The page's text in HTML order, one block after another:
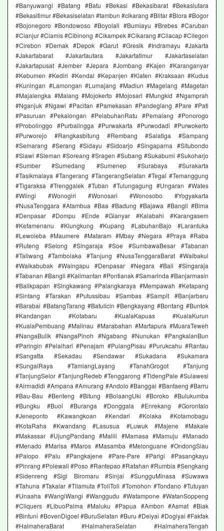
#Banyuwangi #Batang #Batu #Bekasi #Bekasibarat #Bekasiutara
#Bekasitimur #Bekasiselatan #tambun #cikarang #Blitar #Blora #Bogor
#Bojonegoro #Bondowoso #Boyolali #Bumiayu #Brebes #Caruban
#Cianjur #Ciamis #Cibinong #Cikampek #Cikarang #Cilacap #Cilegon
#Cirebon #Demak #Depok #Garut #Gresik #Indramayu #Jakarta
#Jakartabarat #Jakartautara #Jakartatimur #Jakartaselatan
#Jakartapusat #Jember #Jepara #Jombang #Kajen #Karanganyar
#Kebumen #Kediri #Kendal #Kepanjen #Klaten #Kraksaan #Kudus
#Kuningan #Lamongan #Lumajang #Madiun #Magelang #Magetan
#Majalengka #Malang #Mojokerto #Mojosari #Mungkid #Ngamprah
#Nganjuk #Ngawi #Pacitan #Pamekasan #Pandeglang #Pare #Pati
#Pasuruan #Pekalongan #PelabuhanRatu #Pemalang #Ponorogo
#Probolinggo #Purbalingga #Purwakarta #Purwodadi #Purwokerto
#Purworejo #Rangkasbitung #Rembang #Salatiga #Sampang
#Semarang #Serang #Sidayu #Sidoarjo #Singaparna #Situbondo
#Slawi #Sleman #Soreang #Sragen #Subang #Sukabumi #Sukoharjo
#Sumber #Sumedang #Sumenep #Surabaya #Surakarta
#Tasikmalaya #Tangerang #TangerangSelatan #Tegal #Temanggung
#Tigaraksa #Trenggalek #Tuban #Tulungagung #Ungaran #Wates
#Wlingi #Wonogiri #Wonosari #Wonosobo #Yogyakarta
#NusaTenggara #Atambua #Baa #Badung #Bajawa #Bangli #Bima
#Denpasar #Dompu #Ende #Gianyar #Kalabahi #Karangasem
#Kefamenanu #Klungkung #Kupang #LabuhanBajo #Larantuka
#Lewoleba #Maumere #Mataram #Mbay #Negara #Praya #Raba
#Ruteng #Selong #Singaraja #Soe #SumbawaBesar #Tabanan
#Taliwang #Tambolaka #Tanjung #NusaTenggaraBarat #Waibakul
#Waikabubak #Waingapu #Denpasar #Negara #Bali #Singaraja
#Tabanan #Bangli #Kalimantan #Pontianak #Samarinda #Banjarmasin
#Balikpapan #Singkawang #Palangkaraya #Mempawah #Ketapang
#Sintang #Tarakan #Putussibau #Sambas #Sampit #Banjarbaru
#Barabai #BatangTarang #Batulicin #Bengkayang #Bontang #Buntok
#Kandangan #Kotabaru #KualaKapuas #KualaKurun
#KualaPembuang #Malinau #Marabahan #Martapura #MuaraTeweh
#NangaBulik #NangaPinoh #Ngabang #Nunukan #PangkalanBun
#Paringin #Pelaihari #Penajam #PulangPisau #Purukcahu #Rantau
#Sangatta #Sekadau #Sendawar #Sukadana #Sukamara
#SungaiRaya #TamiangLayang #TanahGrogot #Tanjung
#TanjungSelor #TanjungRedeb #Tenggarong #TidengPale #Sulawesi
#Airmadidi #Ampana #Amurang #Andolo #Banggai #Bantaeng #Barru
#Bau-Bau #Benteng #Bitung #BolaangUki #Boroko #Bulukumba
#Bungku #Buol #Buranga #Donggala #Enrekang #Gorontalo
#Jeneponto #Kawangkoan #Kendari #Kolaka #Kotamobagu
#KotaRaha #Kwandang #Lasusua #Luwuk #Majene #Makale
#Makassar #UjungPandang #Malili #Mamasa #Mamuju #Manado
#Menado #Marisa #Maros #Masamba #Melonguane #OndongSiau
#Palopo #Palu #Pangkajene #Pare-Pare #Parigi #Pasangkayu
#Pinrang #Polewali #Poso #Rantepao #Ratahan #Rumbia #Sengkang
#Sidenreng #Sigi Biromaru #Sinjai #SungguMinasa #Suwawa
#Tahuna #Takalar #Tilamuta #ToliToli #Tomohon #Tondano #Tutuyan
#Unaaha #WangiWangi #Wanggudu #Watampone #WatanSoppeng
#Cliquers #LibuoPalma #Maluku #Papua #Ambon #Asmat #Biak
#Bintuni #BovenDigoel #BuruSelatan #Buru #Deiyai #Dogiyai #Fakfak
#HalmaheraBarat #HalmaheraSelatan #HalmaheraTengah